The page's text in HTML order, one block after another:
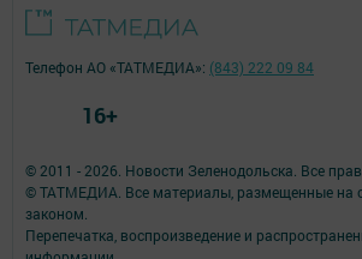
© 2011 - 2026. Новости Зеленодольска. Все
© ТАТМЕДИА. Все материалы, размещенные на
законом.
Перепечатка, воспроизведение и
Телефон АО «ТАТМЕДИА»: (843) 222 09 84
16+